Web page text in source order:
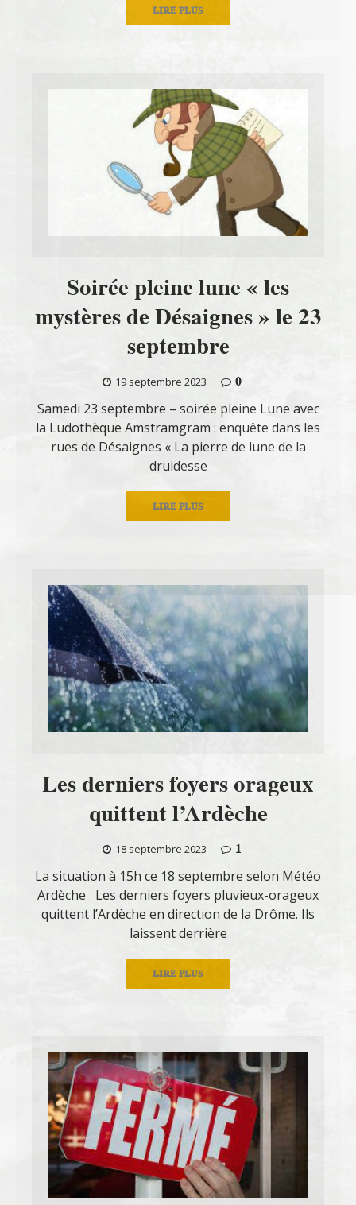
LIRE PLUS
Soirée pleine lune « les
mystères de Désaignes » le 23
septembre
19 septembre 2023
0
Samedi 23 septembre – soirée pleine Lune avec
la Ludothèque Amstramgram : enquête dans les
rues de Désaignes « La pierre de lune de la
druidesse
LIRE PLUS
Les derniers foyers orageux
quittent l’Ardèche
18 septembre 2023
1
La situation à 15h ce 18 septembre selon Météo
Ardèche Les derniers foyers pluvieux-orageux
quittent l’Ardèche en direction de la Drôme. Ils
laissent derrière
LIRE PLUS